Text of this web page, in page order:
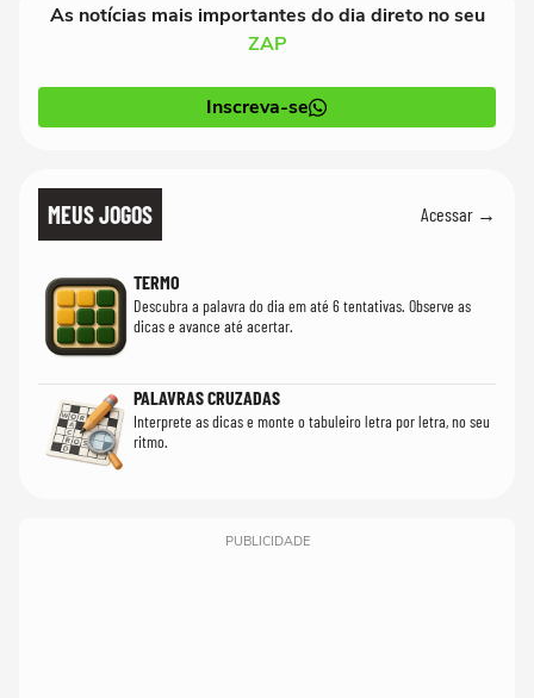
As notícias mais importantes do dia direto no seu
ZAP
Inscreva-se
MEUS JOGOS Acessar →
TERMO
Descubra a palavra do dia em até 6 tentativas. Observe as
dicas e avance até acertar.
PALAVRAS CRUZADAS
Interprete as dicas e monte o tabuleiro letra por letra, no seu
ritmo.
PUBLICIDADE